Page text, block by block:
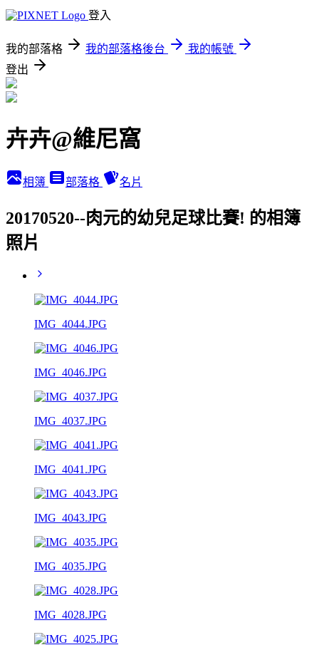
登入
我的部落格 我的部落格後台
我的帳號
登出
卉卉@維尼窩
相簿 部落格 名片
20170520--肉元的幼兒足球比賽! 的相簿
照片
IMG_4044.JPG
IMG_4046.JPG
IMG_4037.JPG
IMG_4041.JPG
IMG_4043.JPG
IMG_4035.JPG
IMG_4028.JPG